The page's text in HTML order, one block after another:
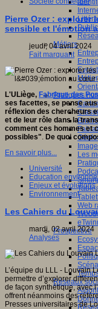
Métiers
Pratiques
Les
Web
Prospective
Réseaux
Pierre Ozer : explorer
sensible et l'émotion
jeudi, 04 avril 2024
Fait marquant
L'ULiège, Fabrique des
ses facettes, se pense
réflexion des chercheurs
et de leur rôle dans la
comment ces hommes et
possibles". De quoi
En savoir plus...
Université
Education
Enjeux et évolutions
Environnement
Les Cahiers du
mardi, 02 avril 2024
Analyses
L’équipe du LLL - Louvain
permettre d’explorer
de façon synthétique, avec
offrent néanmoins des
Presses universitaires de